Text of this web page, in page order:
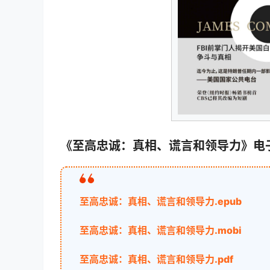
《至高忠诚：真相、谎言和领导力》电
至高忠诚：真相、谎言和领导力.epub
至高忠诚：真相、谎言和领导力.mobi
至高忠诚：真相、谎言和领导力.pdf